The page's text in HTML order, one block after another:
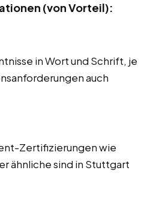
(von Vorteil):
in Wort und Schrift, je
auch
Zertifizierungen wie
ähnliche sind in Stuttgart